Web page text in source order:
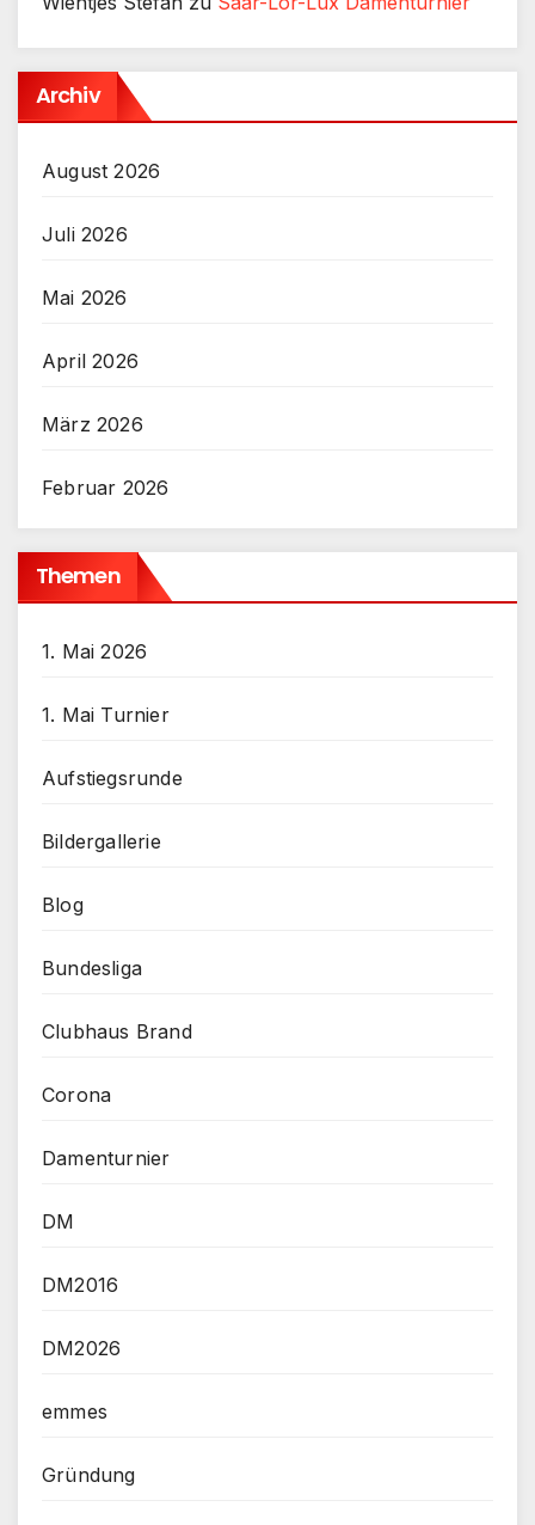
Archiv
August 2026
Juli 2026
Mai 2026
April 2026
März 2026
Februar 2026
Themen
1. Mai 2026
1. Mai Turnier
Aufstiegsrunde
Bildergallerie
Blog
Bundesliga
Clubhaus Brand
Corona
Damenturnier
DM
DM2016
DM2026
emmes
Gründung